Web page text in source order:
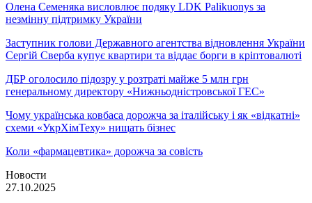
Олена Семеняка висловлює подяку LDK Palikuonys за
незмінну підтримку України
Заступник голови Державного агентства відновлення України
Сергій Сверба купує квартири та віддає борги в кріптовалюті
ДБР оголосило підозру у розтраті майже 5 млн грн
генеральному директору «Нижньодністровської ГЕС»
Чому українська ковбаса дорожча за італійську і як «відкатні»
схеми «УкрХімТеху» нищать бізнес
Коли «фармацевтика» дорожча за совість
Новости
27.10.2025